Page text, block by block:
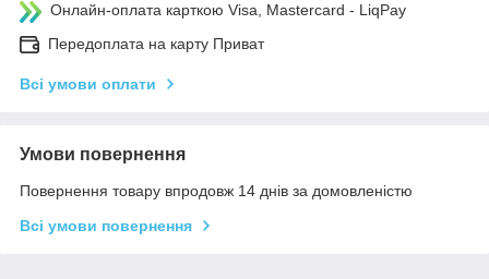
Онлайн-оплата карткою Visa, Mastercard - LiqPay
Передоплата на карту Приват
Всі умови оплати
Умови повернення
Повернення товару впродовж 14 днів за домовленістю
Всі умови повернення